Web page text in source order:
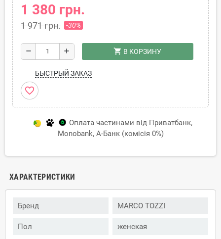
1 380 грн.
1 971 грн. -30%
remove add shopping_cart В КОРЗИНУ
БЫСТРЫЙ ЗАКАЗ
favorite_border
Оплата частинами від Приватбанк,
Monobank, А-Банк (комісія 0%)
ХАРАКТЕРИСТИКИ
Бренд MARCO TOZZI
Пол женская